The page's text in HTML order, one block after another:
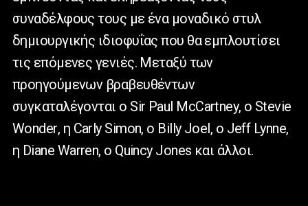
συναδέλφους τους με ένα μοναδικό στυλ
δημιουργικής ιδιοφυΐας που θα εμπλουτίσει
τις επόμενες γενιές. Μεταξύ των
προηγούμενων βραβευθέντων
συγκαταλέγονται ο Sir Paul McCartney, ο Stevie
Wonder, η Carly Simon, ο Billy Joel, ο Jeff Lynne,
η Diane Warren, ο Quincy Jones και άλλοι.